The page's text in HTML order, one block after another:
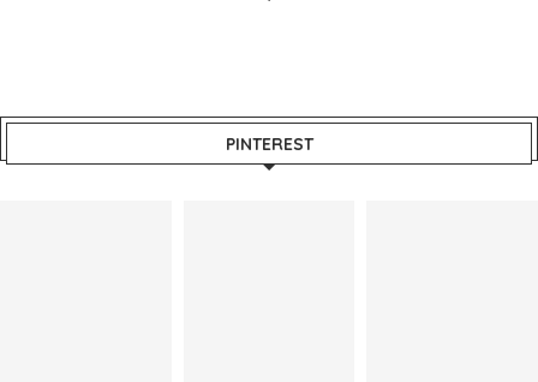
PINTEREST